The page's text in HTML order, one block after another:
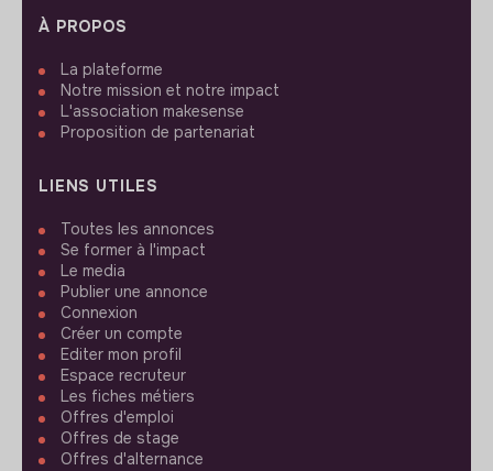
À PROPOS
La plateforme
Notre mission et notre impact
L'association makesense
Proposition de partenariat
LIENS UTILES
Toutes les annonces
Se former à l'impact
Le media
Publier une annonce
Connexion
Créer un compte
Editer mon profil
Espace recruteur
Les fiches métiers
Offres d'emploi
Offres de stage
Offres d'alternance